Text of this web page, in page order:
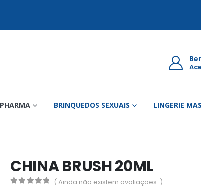
PHARMA BRINQUEDOS SEXUAIS LINGERIE
CHINA BRUSH 20ML
( Ainda não existem avaliações. )